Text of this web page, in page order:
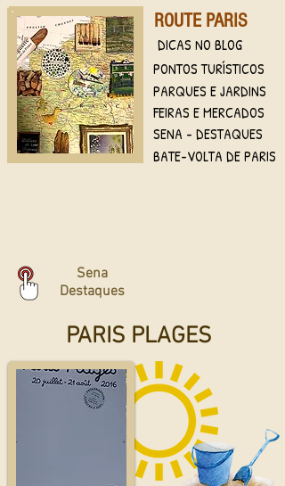
ROUTE PARIS
PONTOS TURÍSTICOS
SENA - DESTAQUES
PARQUES E JARDINS
FEIRAS E MERCADOS
BATE-VOLTA DE PARIS
DICAS NO BLOG
Sena
Destaques
PARIS PLAGES